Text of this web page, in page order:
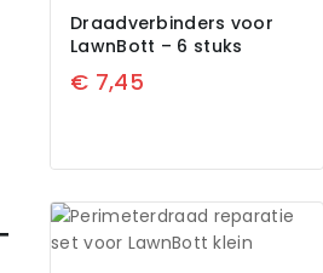
Draadverbinders voor
LawnBott – 6 stuks
€ 7,45